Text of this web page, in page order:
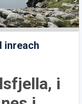
inreach
i